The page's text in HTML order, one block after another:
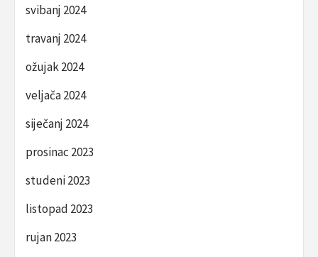
svibanj 2024
travanj 2024
ožujak 2024
veljača 2024
siječanj 2024
prosinac 2023
studeni 2023
listopad 2023
rujan 2023